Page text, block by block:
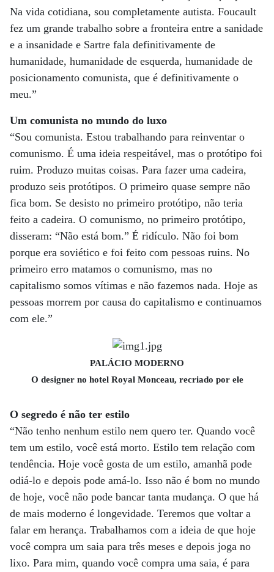
Na vida cotidiana, sou completamente autista. Foucault
fez um grande trabalho sobre a fronteira entre a sanidade
e a insanidade e Sartre fala definitivamente de
humanidade, humanidade de esquerda, humanidade de
posicionamento comunista, que é definitivamente o
meu.”
Um comunista no mundo do luxo
“Sou comunista. Estou trabalhando para reinventar o
comunismo. É uma ideia respeitável, mas o protótipo foi
ruim. Produzo muitas coisas. Para fazer uma cadeira,
produzo seis protótipos. O primeiro quase sempre não
fica bom. Se desisto no primeiro protótipo, não teria
feito a cadeira. O comunismo, no primeiro protótipo,
disseram: “Não está bom.” É ridículo. Não foi bom
porque era soviético e foi feito com pessoas ruins. No
primeiro erro matamos o comunismo, mas no
capitalismo somos vítimas e não fazemos nada. Hoje as
pessoas morrem por causa do capitalismo e continuamos
com ele.”
PALÁCIO MODERNO
O designer no hotel Royal Monceau, recriado por ele
O segredo é não ter estilo
“Não tenho nenhum estilo nem quero ter. Quando você
tem um estilo, você está morto. Estilo tem relação com
tendência. Hoje você gosta de um estilo, amanhã pode
odiá-lo e depois pode amá-lo. Isso não é bom no mundo
de hoje, você não pode bancar tanta mudança. O que há
de mais moderno é longevidade. Teremos que voltar a
falar em herança. Trabalhamos com a ideia de que hoje
você compra um saia para três meses e depois joga no
lixo. Para mim, quando você compra uma saia, é para